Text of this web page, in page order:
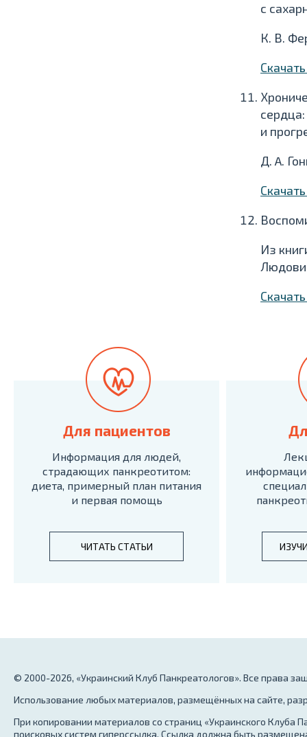
с
К. В.
и
Д. A.
Из
Для пациентов
Информация для людей,
страдающих панкреотитом:
диета, примерный план питания
и первая помощь
ЧИТАТЬ СТАТЬИ
© 2000-2026, «Украинский Клуб Панкреатологов». Все права
Использование любых материалов, размещённых на сайте,
При копировании материалов со страниц «Украинского Клуба
поисковых систем гиперссылка. Ссылка должна быть